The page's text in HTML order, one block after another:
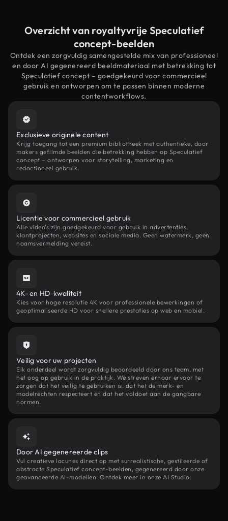
Overzicht van royaltyvrije Speculatief
concept-beelden
Ontdek een zorgvuldig samengestelde mix van professioneel
en door AI gegenereerd beeldmateriaal met betrekking tot
Speculatief concept – goedgekeurd voor commercieel
gebruik en ontworpen om te passen binnen moderne
contentworkflows.
Exclusieve originele content
Krijg toegang tot een premium bibliotheek met authentieke, door
makers gefilmde beelden die betrekking hebben op Speculatief
concept – ontworpen voor storytelling, marketing en
redactioneel gebruik.
Licentie voor commercieel gebruik
Alle video's zijn goedgekeurd voor gebruik in advertenties,
klantprojecten, websites en sociale media. Geen watermerk, geen
naamsvermelding vereist.
4K- en HD-kwaliteit
Kies voor hoge resolutie 4K voor professionele bewerkingen of
geoptimaliseerde HD voor snellere prestaties op web en mobiel.
Veilig voor uw projecten
Elk onderdeel wordt zorgvuldig beoordeeld door ons team, met
het oog op gebruik in de praktijk. We streven ernaar ervoor te
zorgen dat het veilig te gebruiken is, dat het de merk- en
modelrechten respecteert en dat het voldoet aan de gangbare
normen.
Door AI gegenereerde clips
Vul creatieve lacunes direct op met surrealistische, gestileerde of
abstracte Speculatief concept-beelden, gegenereerd door onze
geavanceerde AI-modellen. Ontdek meer in onze AI Studio.